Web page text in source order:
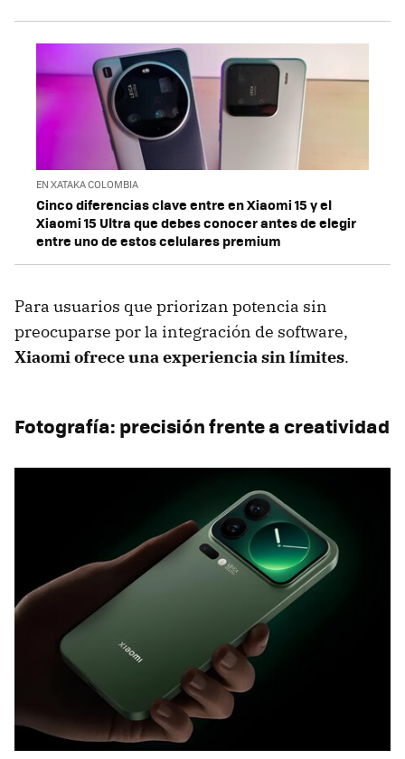
EN XATAKA COLOMBIA
Cinco diferencias clave entre en Xiaomi 15 y el
Xiaomi 15 Ultra que debes conocer antes de elegir
entre uno de estos celulares premium
Para usuarios que priorizan potencia sin
preocuparse por la integración de software,
Xiaomi ofrece una experiencia sin límites.
Fotografía: precisión frente a creatividad